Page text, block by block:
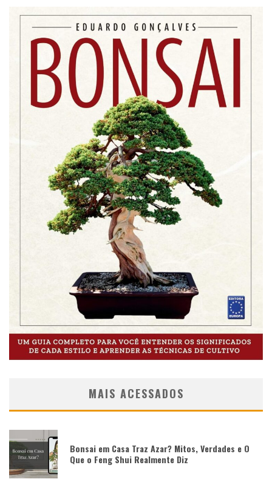
MAIS ACESSADOS
Bonsai em Casa Traz Azar? Mitos, Verdades e O
Que o Feng Shui Realmente Diz